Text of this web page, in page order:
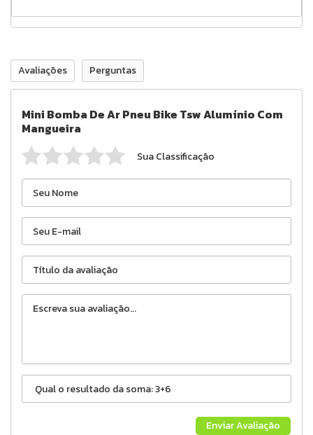
Avaliações Perguntas
Mini Bomba De Ar Pneu Bike Tsw Alumínio Com
Mangueira
Sua Classificação